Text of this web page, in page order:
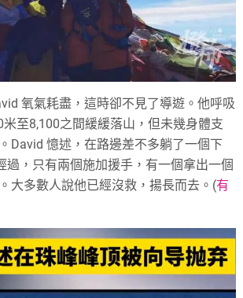
氧氣耗盡，這時卻不見了導遊。他呼吸
米至8,100之間緩緩落山，但未幾身體支
David 憶述，在路邊差不多躺了一個下
過，只有兩個施加援手，有一個拿出一個
大多數人說他已經沒救，揚長而去。(有